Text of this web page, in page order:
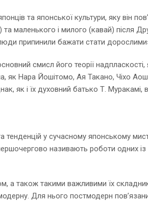
та японської культури, яку він
маленького і милого (кавай) після
припинили бажати стати
смисл його теорії
як Нара Йошітомо, Ая Такано, Чіхо
як і їх духовний батько Т.
у сучасному японському
називають роботи одних із
а також такими важливими їх
Для нього постмодерн